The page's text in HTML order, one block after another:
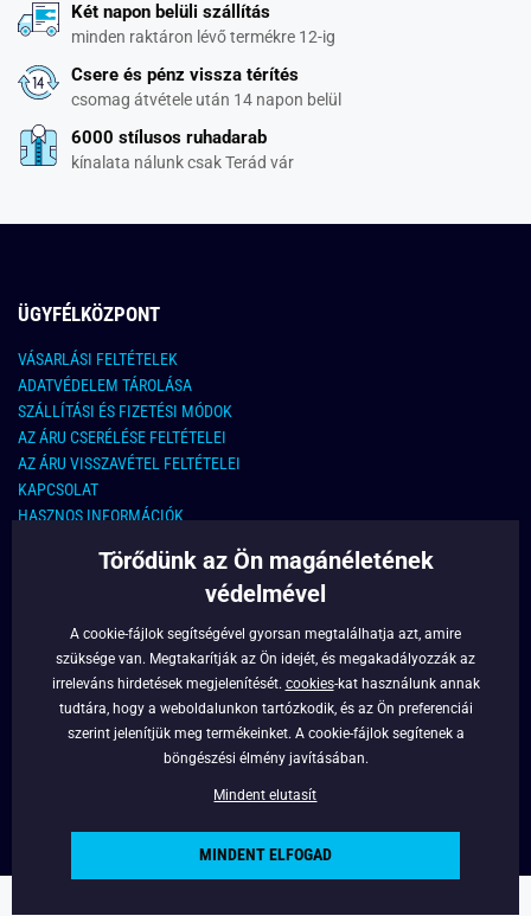
Két napon belüli szállítás
minden raktáron lévő termékre 12-ig
Csere és pénz vissza térítés
csomag átvétele után 14 napon belül
6000 stílusos ruhadarab
kínalata nálunk csak Terád vár
ÜGYFÉLKÖZPONT
VÁSARLÁSI FELTÉTELEK
ADATVÉDELEM TÁROLÁSA
SZÁLLÍTÁSI ÉS FIZETÉSI MÓDOK
AZ ÁRU CSERÉLÉSE FELTÉTELEI
AZ ÁRU VISSZAVÉTEL FELTÉTELEI
KAPCSOLAT
HASZNOS INFORMÁCIÓK
KAPCSOLAT
info@legyferfi.hu
FONTOS INFORMÁCIÓK
RÓLUNK
Törődünk az Ön magánéletének
védelmével
A cookie-fájlok segítségével gyorsan megtalálhatja azt, amire
szüksége van. Megtakarítják az Ön idejét, és megakadályozzák az
irreleváns hirdetések megjelenítését. cookies-kat használunk annak
tudtára, hogy a weboldalunkon tartózkodik, és az Ön preferenciái
szerint jelenítjük meg termékeinket. A cookie-fájlok segítenek a
böngészési élmény javításában.
Mindent elutasít
MINDENT ELFOGAD